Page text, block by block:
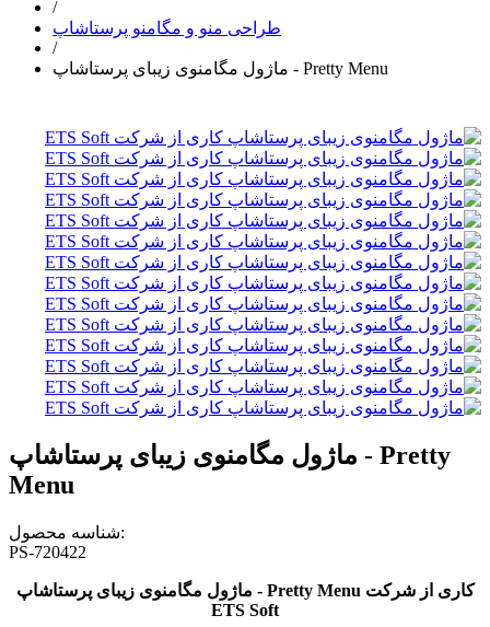
/
طراحی منو و مگامنو پرستاشاپ
/
ماژول مگامنوی زیبای پرستاشاپ - Pretty Menu
ماژول مگامنوی زیبای پرستاشاپ - Pretty
Menu
شناسه محصول:
PS-720422
ماژول مگامنوی زیبای پرستاشاپ - Pretty Menu کاری از شرکت
ETS Soft